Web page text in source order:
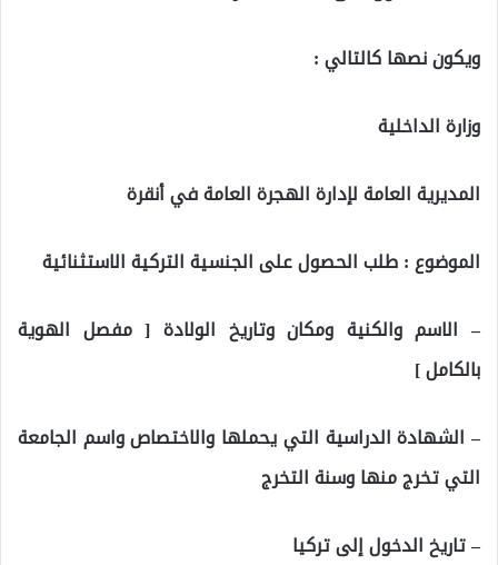
ويكون نصها كالتالي :
وزارة الداخلية
المديرية العامة لإدارة الهجرة العامة في أنقرة
الموضوع : طلب الحصول على الجنسية التركية الاستثنائية
– الاسم والكنية ومكان وتاريخ الولادة [ مفصل الهوية
بالكامل ]
– الشهادة الدراسية التي يحملها والاختصاص واسم الجامعة
التي تخرج منها وسنة التخرج
– تاريخ الدخول إلى تركيا